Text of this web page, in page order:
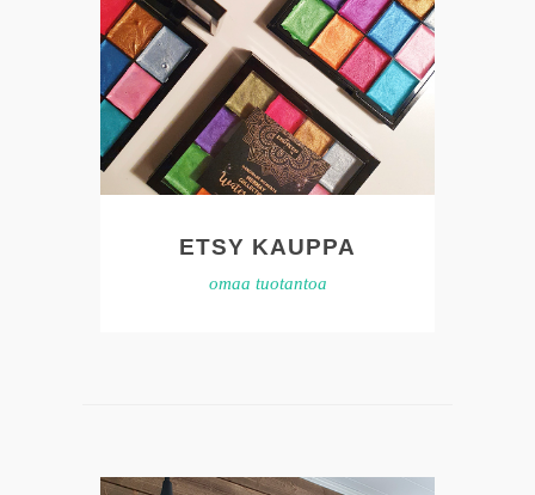
ETSY KAUPPA
omaa tuotantoa